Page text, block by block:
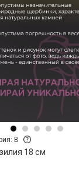
B
18 см